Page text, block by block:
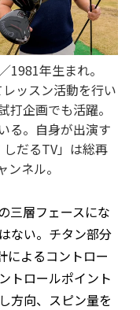
1981年生まれ。
ッスン活動を行い
打企画でも活躍。
る。自身が出演す
だるTV」は総再
ネル。
三層フェースにな
ない。チタン部分
によるコントロー
トロールポイント
方向、スピン量を